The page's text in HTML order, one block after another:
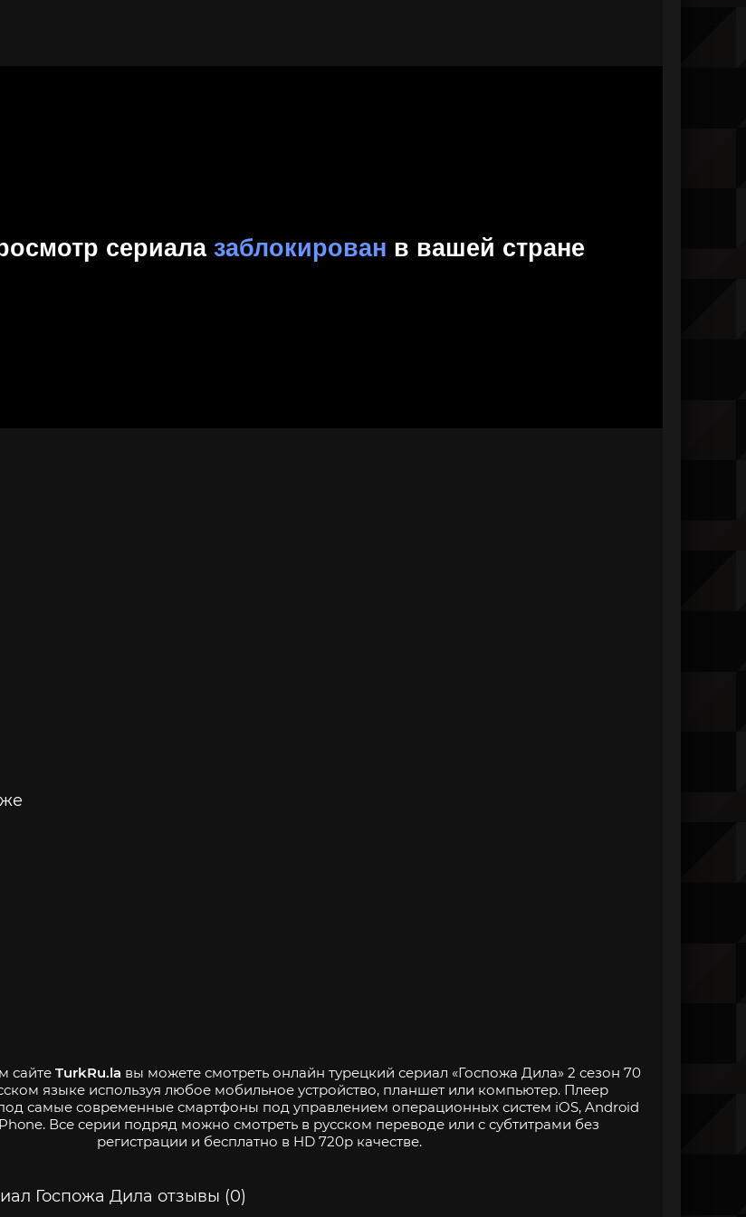
сайте TurkRu.la вы можете смотреть онлайн турецкий сериал «Госпожа Дила» 2 сезон 70
языке используя любое мобильное устройство, планшет или компьютер. Плеер
самые современные смартфоны под управлением операционных систем iOS, Android
Все серии подряд можно смотреть в русском переводе или с субтитрами без
регистрации и бесплатно в HD 720p качестве.
Госпожа Дила отзывы (0)